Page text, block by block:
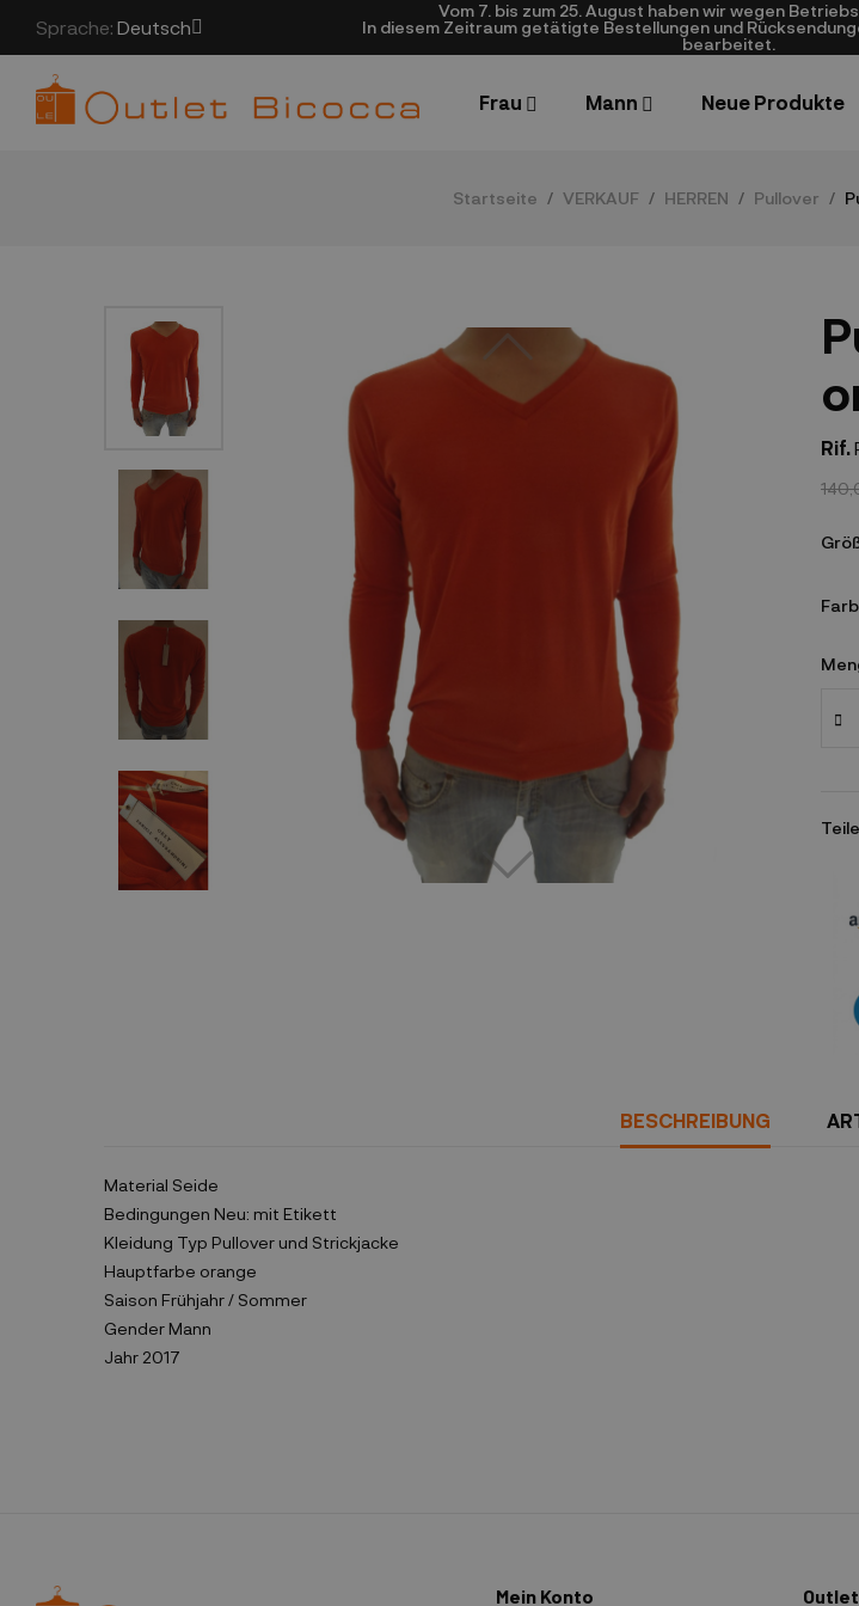
Sprache: Deutsch
Vom 7. bis zum 25. August haben wir wegen
In diesem Zeitraum getätigte Bestellungen und
bearbeitet.
Frau Mann Neue Produkte
Startseite VERKAUF HERREN Pullover
Rif.
BESCHREIBUNG
Material Seide
Bedingungen Neu: mit Etikett
Kleidung Typ Pullover und Strickjacke
Hauptfarbe orange
Saison Frühjahr / Sommer
Gender Mann
Jahr 2017
Mein Konto